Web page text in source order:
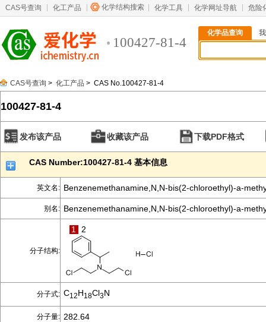
CAS号查询 化工产品 化学结构搜索 化学工具 化学网址导航 危险
100427-81-4
化学品查询
CAS号查询 > 化工产品 > CAS No.100427-81-4
100427-81-4
发布该产品 收藏该产品 下载PDF格式
CAS Number:100427-81-4 基本信息
英文名: Benzenemethanamine,N,N-bis(2-chloroethyl)-a-
别名: Benzenemethanamine,N,N-bis(2-chloroethyl)-a-
分子结构:
1 2
分子式: C12H18Cl3N
分子量: 282.64